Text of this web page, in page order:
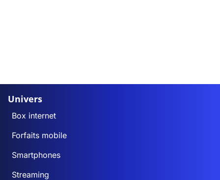
Univers
Box internet
Forfaits mobile
Smartphones
Streaming